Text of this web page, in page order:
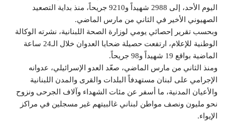
اليوم الأحد، إلى 2988 شهيداً و9210 جريحاً، منذ بداية التصعيد
الصهيوني الأخير في الثاني من مارس الماضي.
وبحسب تقرير إحصائي يومي لوزارة الصحة اللبنانية، نشرته الوكالة
الوطنية للإعلام، ارتفعت حصيلة ضحايا العدوان خلال الـ24 ساعة
الماضية بواقع 19 شهيداً و98 جريحاً.
ومنذ الثاني من مارس الماضي، صعّد العدو الإسرائيلي، عدوانه
الإجرامي على لبنان مستهدفاً البلدات والقرى والمدن اللبنانية
والأعيان المدنية، ما أسفر عن مئات الشهداء وآلاف الجرحى ونزوح
نحو مليون ونصف مواطن لبناني غالبيتهم غير مسجلين في مراكز
الإيواء.